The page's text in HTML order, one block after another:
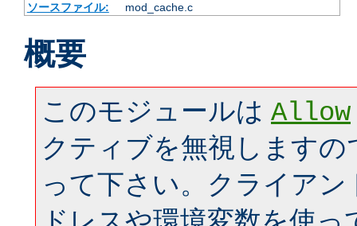
ソースファイル:
mod_cache.c
概要
このモジュールは Allow
クティブを無視しますの
って下さい。クライア